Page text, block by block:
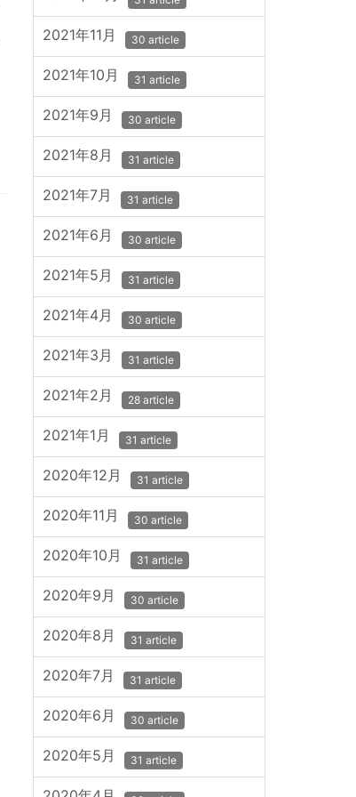
2021年11月 30 article
2021年10月 31 article
2021年9月 30 article
2021年8月 31 article
2021年7月 31 article
2021年6月 30 article
2021年5月 31 article
2021年4月 30 article
2021年3月 31 article
2021年2月 28 article
2021年1月 31 article
2020年12月 31 article
2020年11月 30 article
2020年10月 31 article
2020年9月 30 article
2020年8月 31 article
2020年7月 31 article
2020年6月 30 article
2020年5月 31 article